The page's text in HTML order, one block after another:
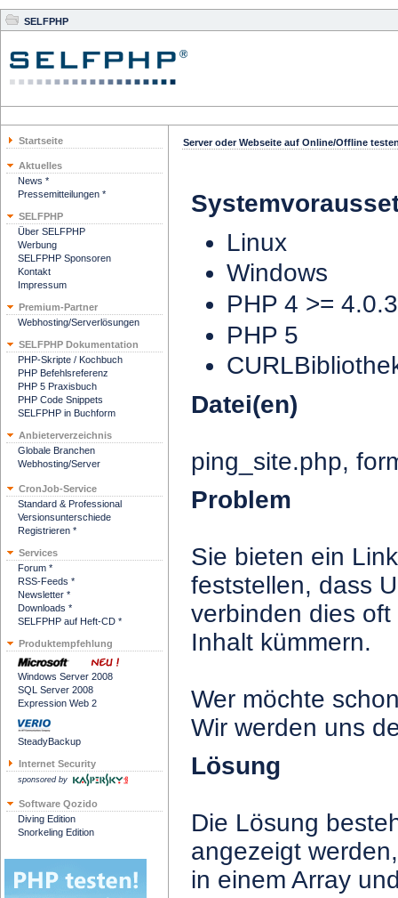
SELFPHP
Startseite
Aktuelles
News *
Pressemitteilungen *
SELFPHP
Über SELFPHP
Werbung
SELFPHP Sponsoren
Kontakt
Impressum
Premium-Partner
Webhosting/Serverlösungen
SELFPHP Dokumentation
PHP-Skripte / Kochbuch
PHP Befehlsreferenz
PHP 5 Praxisbuch
PHP Code Snippets
SELFPHP in Buchform
Anbieterverzeichnis
Globale Branchen
Webhosting/Server
CronJob-Service
Standard & Professional
Versionsunterschiede
Registrieren *
Services
Forum *
RSS-Feeds *
Newsletter *
Downloads *
SELFPHP auf Heft-CD *
Produktempfehlung
Windows Server 2008
SQL Server 2008
Expression Web 2
SteadyBackup
Internet Security
sponsored by
Software Qozido
Diving Edition
Snorkeling Edition
Server oder Webseite auf Online/Offline
Linux
Windows
PHP 4 >= 4.0.3
PHP 5
Datei(en)
ping_site.php,
Problem
Sie bieten ein
feststellen, dass
verbinden dies
Inhalt kümmern.
Wer möchte
Wir werden uns
Lösung
Die Lösung
angezeigt
in einem Array